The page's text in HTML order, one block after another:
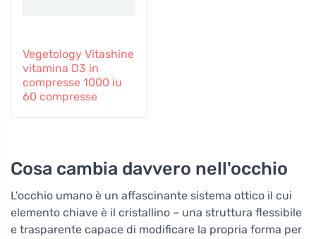
Vegetology Vitashine
vitamina D3 in
compresse 1000 iu
60 compresse
Cosa cambia davvero nell'occhio
L'occhio umano è un affascinante sistema ottico il cui
elemento chiave è il cristallino – una struttura flessibile
e trasparente capace di modificare la propria forma per